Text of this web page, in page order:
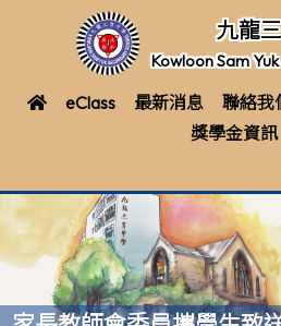
九龍
Kowloon Sam
eClass 最新消息 聯絡我
獎學金資訊